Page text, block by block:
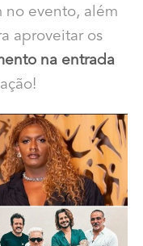
no evento, além
aproveitar os
na entrada